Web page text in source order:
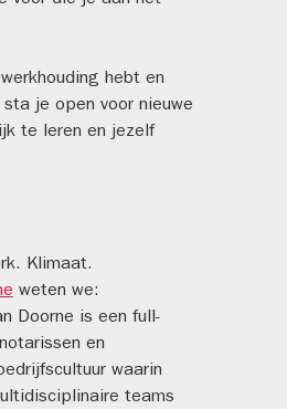
hebt en
je open voor nieuwe
te leren en jezelf
Klimaat.
weten we:
Doorne is een full-
en
waarin
teams